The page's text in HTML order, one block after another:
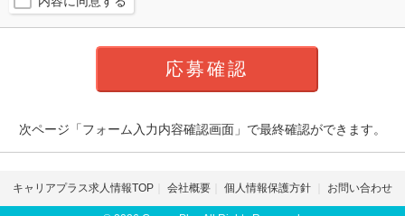
次ページ「フォーム入力内容確認画面」で最終確認ができます。
キャリアプラス求人情報TOP 会社概要 個人情報保護方針 お問い合わせ